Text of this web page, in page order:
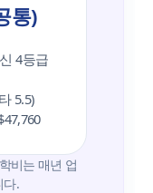
통)
4등급
5.5)
비는 매년 업
다.